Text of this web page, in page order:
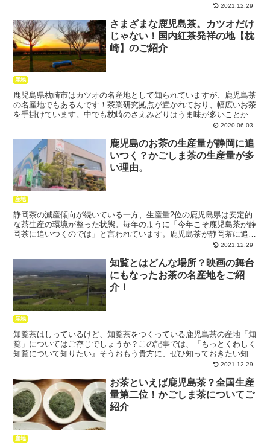
2021.12.29
産地
さまざまな鹿児島茶。カツオだけ
じゃない！国内紅茶発祥の地【枕
崎】のご紹介
鹿児島県枕崎市はカツオの名産地として知られていますが、鹿児島茶
の名産地でもあるんです！茶業研究拠点が置かれており、幅広いお茶
を手掛けています。中でも枕崎のさえみどりはうま味が多いことか
ら、特に人気が高いんだとか。枕崎について調べてみました。2020.06.03
産地
鹿児島のお茶の生産量が静岡に追
いつく？かごしま茶の生産量が多
い理由。
静岡茶の減産傾向が続いている一方、生産量2位の鹿児島県は安定的
な茶生産の環境が整った状態。毎年のように「今年こそ鹿児島茶が静
岡茶に追いつくのでは」と言われています。鹿児島茶が静岡茶に追い
つくのはなぜでしょうか？鹿児島茶の生産量が多い理由を調べまし
2021.12.29
産地
知覧とはどんな場所？映画の舞台
にもなったお茶の名産地をご紹
介！
知覧茶はしっているけど、知覧茶をつくっている鹿児島茶の産地「知
覧」についてはご存じでしょうか？この記事では、『もっとくわしく
知覧について知りたい』そうおもう貴方に、ぜひ知っておきたい知覧
のポイントをまとめました。魅力あふれる知覧について紹介します。
2021.12.29
産地
お茶といえば鹿児島茶？全国生産
量第二位！かごしま茶についてご
紹介